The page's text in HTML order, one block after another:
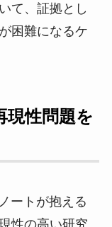
て、証拠とし
困難になるケ
現性問題を
ートが抱える